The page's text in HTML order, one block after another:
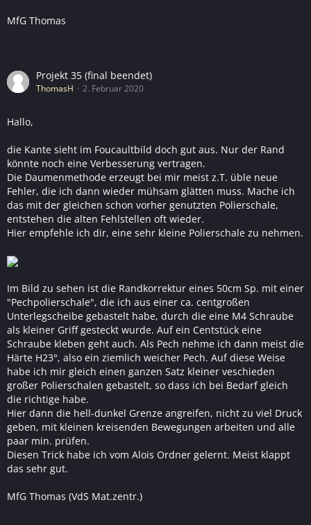
MfG Thomas
Projekt 35 (final beendet)
ThomasH 2. Februar 2020
Hallo,
die Kante sieht im Foucaultbild doch gut aus. Nur der Rand
könnte noch eine Verbesserung vertragen.
Die Daumenmethode erzeugt bei mir meist z.T. üble neue
Fehler, die ich dann wieder mühsam glätten muss. Mache ich
das mit der gleichen schon vorher genutzten Polierschale,
entstehen die alten Fehlstellen oft wieder.
Hier empfehle ich dir, eine sehr kleine Polierschale zu nehmen.
Im Bild zu sehen ist die Randkorrektur eines 50cm Sp. mit einer
"Pechpolierschale", die ich aus einer ca. centgroßen
Unterlegscheibe gebastelt habe, durch die eine M4 Schraube
als kleiner Griff gesteckt wurde. Auf ein Centstück eine
Schraube kleben geht auch. Als Pech nehme ich dann meist die
Härte H23°, also ein ziemlich weicher Pech. Auf diese Weise
habe ich mir gleich einen ganzen Satz kleiner veschieden
großer Polierschalen gebastelt, so dass ich bei Bedarf gleich
die richtige habe.
Hier dann die hell-dunkel Grenze angreifen, nicht zu viel Druck
geben, mit kleinen kreisenden Bewegungen arbeiten und alle
paar min. prüfen.
Diesen Trick habe ich vom Alois Ordner gelernt. Meist klappt
das sehr gut.
MfG Thomas (VdS Mat.zentr.)